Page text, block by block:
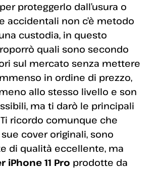
proteggerlo dall’usura o
accidentali non c’è metodo
custodia, in questo
quali sono secondo
sul mercato senza mettere
in ordine di prezzo,
allo stesso livello e son
ma ti darò le principali
ricordo comunque che
cover originali, sono
di qualità eccellente, ma
iPhone 11 Pro prodotte da